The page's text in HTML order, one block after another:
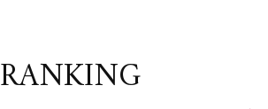
RANKING